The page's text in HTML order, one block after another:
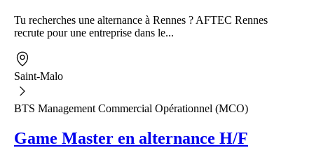
Tu recherches une alternance à Rennes ? AFTEC Rennes
recrute pour une entreprise dans le...
Saint-Malo
BTS Management Commercial Opérationnel (MCO)
Game Master en alternance H/F